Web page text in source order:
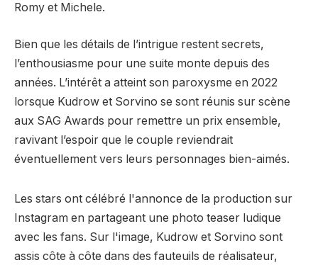
Romy et Michele.
Bien que les détails de l’intrigue restent secrets,
l’enthousiasme pour une suite monte depuis des
années. L’intérêt a atteint son paroxysme en 2022
lorsque Kudrow et Sorvino se sont réunis sur scène
aux SAG Awards pour remettre un prix ensemble,
ravivant l’espoir que le couple reviendrait
éventuellement vers leurs personnages bien-aimés.
Les stars ont célébré l'annonce de la production sur
Instagram en partageant une photo teaser ludique
avec les fans. Sur l'image, Kudrow et Sorvino sont
assis côte à côte dans des fauteuils de réalisateur,